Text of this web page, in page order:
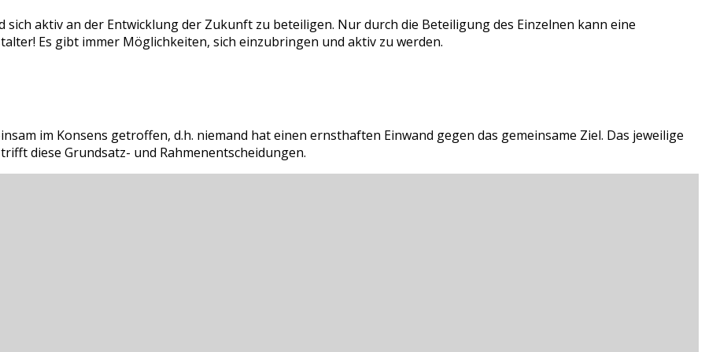
aktiv an der Entwicklung der Zukunft zu beteiligen. Nur durch die Beteiligung des Einzelnen kann eine
Es gibt immer Möglichkeiten, sich einzubringen und aktiv zu werden.
im Konsens getroffen, d.h. niemand hat einen ernsthaften Einwand gegen das gemeinsame Ziel. Das jeweilige
diese Grundsatz- und Rahmenentscheidungen.